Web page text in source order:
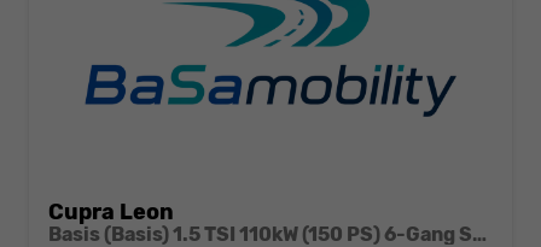
Cupra Leon
Basis (Basis) 1.5 TSI 110kW (150 PS) 6-Gang Schaltgetriebe